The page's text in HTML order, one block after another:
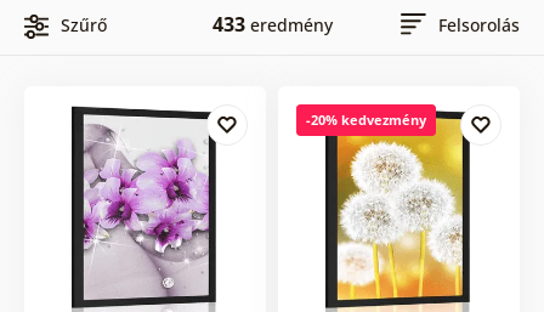
Szűrő 433eredmény Felsorolás
-20% kedvezmény